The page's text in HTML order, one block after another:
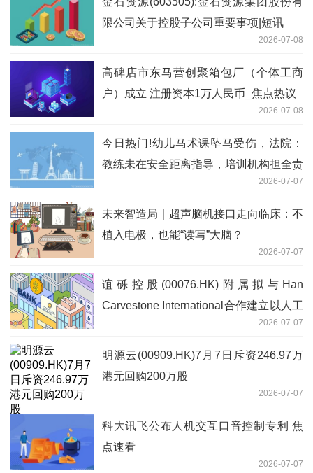
限公司关于控股子公司重要事项|短讯
2026-07-08
高碑店市东马营创聚箱包厂（个体工商
户）成立 注册资本1万人民币_焦点热议
2026-07-08
今日热门!幼儿马术课坠马受伤，法院：
教练未在安全距离指导，培训机构担全责
2026-07-07
未来智造局｜超声脑机接口走向临床：不
植入电极，也能“读写”大脑？
2026-07-07
谊砾控股(00076.HK)附属拟与Han
Carvestone International合作建立以人工
2026-07-07
明源云(00909.HK)7月7日斥资246.97万
港元回购200万股
2026-07-07
科大讯飞公布人机交互口音控制专利 焦
点速看
2026-07-07